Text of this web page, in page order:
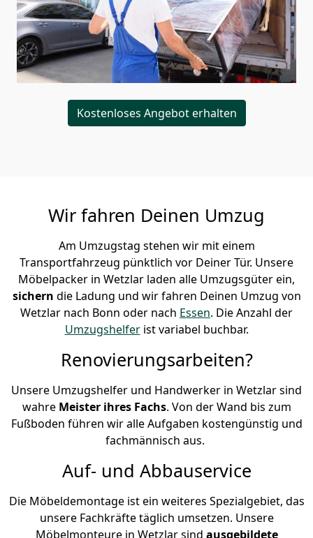
Kostenloses Angebot erhalten
Wir fahren Deinen Umzug
Am Umzugstag stehen wir mit einem
Transportfahrzeug pünktlich vor Deiner Tür. Unsere
Möbelpacker in Wetzlar laden alle Umzugsgüter ein,
sichern die Ladung und wir fahren Deinen Umzug von
Wetzlar nach Bonn oder nach Essen. Die Anzahl der
Umzugshelferist variabel buchbar.
Renovierungsarbeiten?
Unsere Umzugshelfer und Handwerker in Wetzlar sind
wahre Meister ihres Fachs. Von der Wand bis zum
Fußboden führen wir alle Aufgaben kostengünstig und
fachmännisch aus.
Auf- und Abbauservice
Die Möbeldemontage ist ein weiteres Spezialgebiet, das
unsere Fachkräfte täglich umsetzen. Unsere
Möbelmonteure in Wetzlar sind ausgebildete